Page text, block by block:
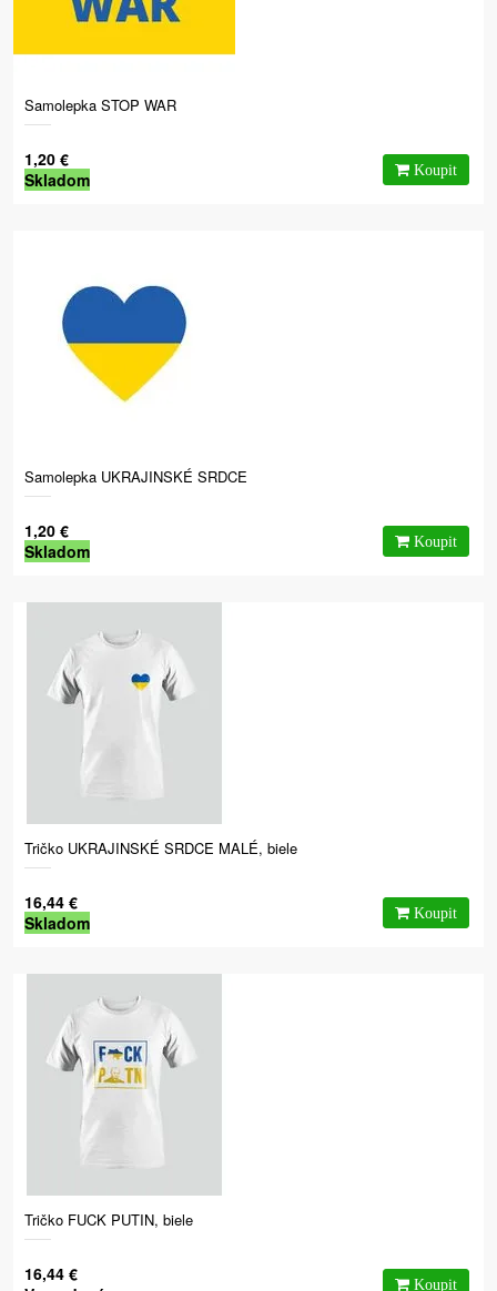
Samolepka STOP WAR
1,20 €
Skladom
Samolepka UKRAJINSKÉ SRDCE
1,20 €
Skladom
Tričko UKRAJINSKÉ SRDCE MALÉ, biele
16,44 €
Skladom
Tričko FUCK PUTIN, biele
16,44 €